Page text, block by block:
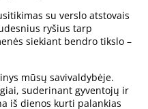
su verslo atstovais
ryšius tarp
siekiant bendro tikslo –
mūsų savivaldybėje.
suderinant gyventojų ir
iš dienos kurti palankias